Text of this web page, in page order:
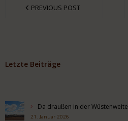
PREVIOUS POST
Letzte Beiträge
Da draußen in der Wüstenweite
21. Januar 2026